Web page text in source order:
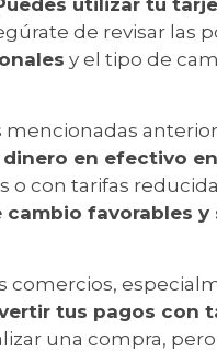
utilizar tu
de revisar las
y el tipo de
mencionadas
dinero en efectivo
o con tarifas
favorables y
comercios,
tus pagos con
una compra,